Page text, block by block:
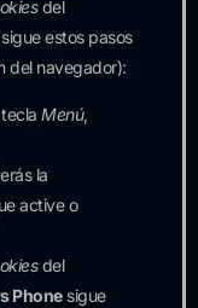
del
sigue estos pasos
del navegador):
Menú,
la
active o
del
Phonesigue